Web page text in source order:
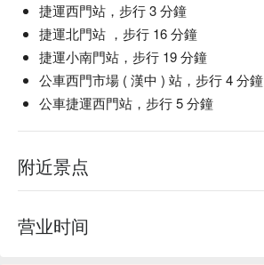
捷運西門站，步行 3 分鐘
捷運北門站 ，步行 16 分鐘
捷運小南門站，步行 19 分鐘
公車西門市場 ( 漢中 ) 站，步行 4 分鐘
公車捷運西門站，步行 5 分鐘
附近景点
营业时间